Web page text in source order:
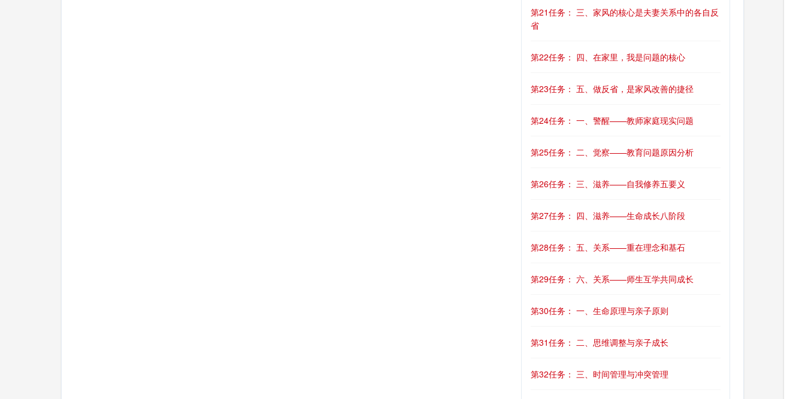
第21任务： 三、家风的核心是夫妻关系中的各自反
省
第22任务： 四、在家里，我是问题的核心
第23任务： 五、做反省，是家风改善的捷径
第24任务： 一、警醒——教师家庭现实问题
第25任务： 二、觉察——教育问题原因分析
第26任务： 三、滋养——自我修养五要义
第27任务： 四、滋养——生命成长八阶段
第28任务： 五、关系——重在理念和基石
第29任务： 六、关系——师生互学共同成长
第30任务： 一、生命原理与亲子原则
第31任务： 二、思维调整与亲子成长
第32任务： 三、时间管理与冲突管理